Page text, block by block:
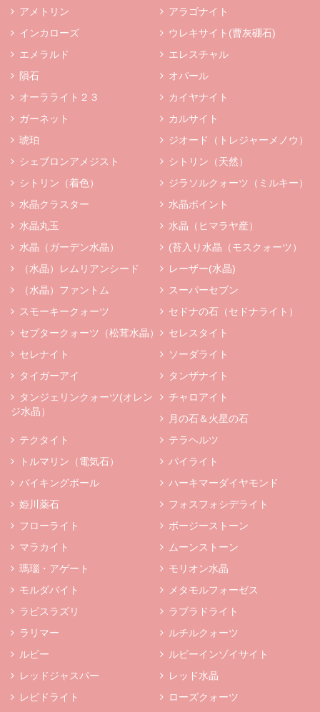
アメトリン
アラゴナイト
インカローズ
ウレキサイト(曹灰硼石)
エメラルド
エレスチャル
隕石
オパール
オーラライト２３
カイヤナイト
ガーネット
カルサイト
琥珀
ジオード（トレジャーメノウ）
シェブロンアメジスト
シトリン（天然）
シトリン（着色）
ジラソルクォーツ（ミルキー）
水晶クラスター
水晶ポイント
水晶丸玉
水晶（ヒマラヤ産）
水晶（ガーデン水晶）
(苔入り水晶（モスクォーツ）
（水晶）レムリアンシード
レーザー(水晶)
（水晶）ファントム
スーパーセブン
スモーキークォーツ
セドナの石（セドナライト）
セプタークォーツ（松茸水晶）
セレスタイト
セレナイト
ソーダライト
タイガーアイ
タンザナイト
タンジェリンクォーツ(オレン
ジ水晶）
チャロアイト
月の石＆火星の石
テクタイト
テラヘルツ
トルマリン（電気石）
パイライト
バイキングボール
ハーキマーダイヤモンド
姫川薬石
フォスフォシデライト
フローライト
ボージーストーン
マラカイト
ムーンストーン
瑪瑙・アゲート
モリオン水晶
モルダバイト
メタモルフォーゼス
ラピスラズリ
ラブラドライト
ラリマー
ルチルクォーツ
ルビー
ルビーインゾイサイト
レッドジャスパー
レッド水晶
レピドライト
ローズクォーツ